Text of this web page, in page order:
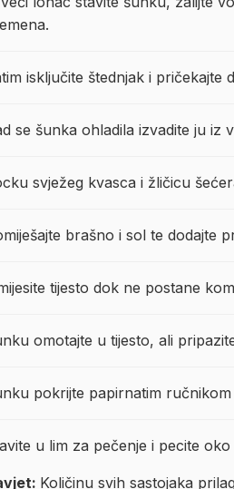
isključite štednjak i pričekajte
se šunka ohladila izvadite ju iz
svježeg kvasca i žličicu
brašno i sol te dodajte
tijesto dok ne postane
omotajte u tijesto, ali
pokrijte papirnatim
u lim za pečenje i pecite
Količinu svih sastojaka